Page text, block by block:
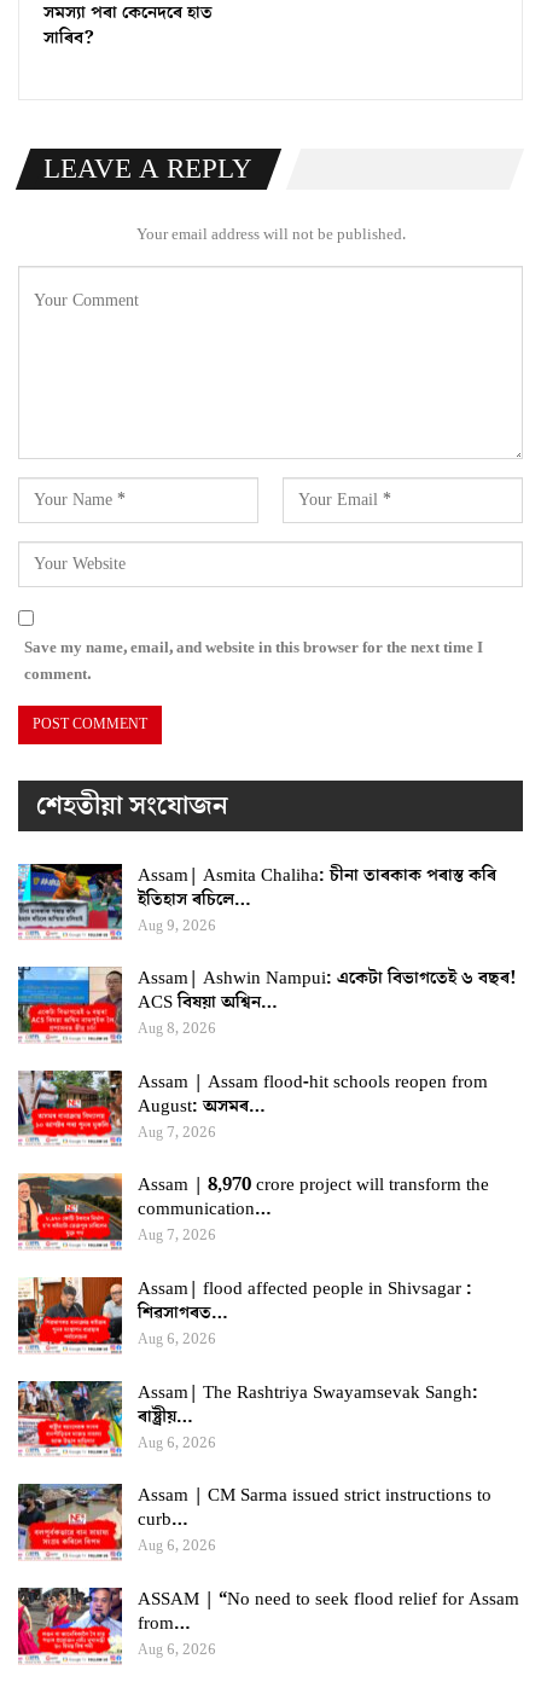
সমস্যা পৰা কেনেদৰে হাত
সাৰিব?
LEAVE A REPLY
Your email address will not be published.
Save my name, email, and website in this browser for the next time I
comment.
শেহতীয়া সংযোজন
Assam| Asmita Chaliha: চীনা তাৰকাক পৰাস্ত কৰি
ইতিহাস ৰচিলে…
Aug 9, 2026
Assam| Ashwin Nampui: একেটা বিভাগতেই ৬ বছৰ!
ACS বিষয়া অশ্বিন…
Aug 8, 2026
Assam | Assam flood-hit schools reopen from
August: অসমৰ…
Aug 7, 2026
Assam | 8,970 crore project will transform the
communication…
Aug 7, 2026
Assam| flood affected people in Shivsagar :
শিৱসাগৰত…
Aug 6, 2026
Assam| The Rashtriya Swayamsevak Sangh:
ৰাষ্ট্ৰীয়…
Aug 6, 2026
Assam | CM Sarma issued strict instructions to
curb…
Aug 6, 2026
ASSAM | “No need to seek flood relief for Assam
from…
Aug 6, 2026